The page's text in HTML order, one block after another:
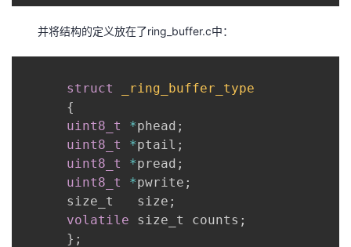
并将结构的定义放在了ring_buffer.c中：
struct
_ring_buffer_type
{
uint8_t
*phead ;
uint8_t
*ptail ;
uint8_t
*pread ;
uint8_t
*pwrite ;
      size_t   size
;
volatile size_t counts ;
} ;